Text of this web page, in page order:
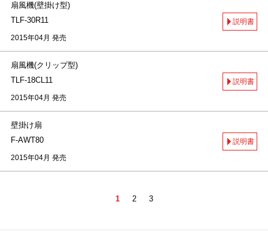
扇風機(壁掛け型)
TLF-30R11
2015年04月 発売
説明書
扇風機(クリップ型)
TLF-18CL11
2015年04月 発売
説明書
壁掛け扇
F-AWT80
2015年04月 発売
説明書
1 2 3